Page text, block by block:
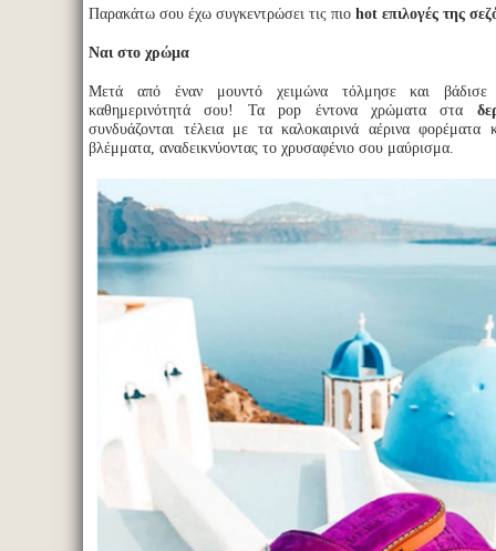
Παρακάτω σου έχω συγκεντρώσει τις πιο hot επιλογές της
Ναι στο χρώμα
Μετά από έναν μουντό χειμώνα τόλμησε και
καθημερινότητά σου! Τα pop έντονα χρώματα στα
συνδυάζονται τέλεια με τα καλοκαιρινά αέρινα φορέματα
βλέμματα, αναδεικνύοντας το χρυσαφένιο σου μαύρισμα.